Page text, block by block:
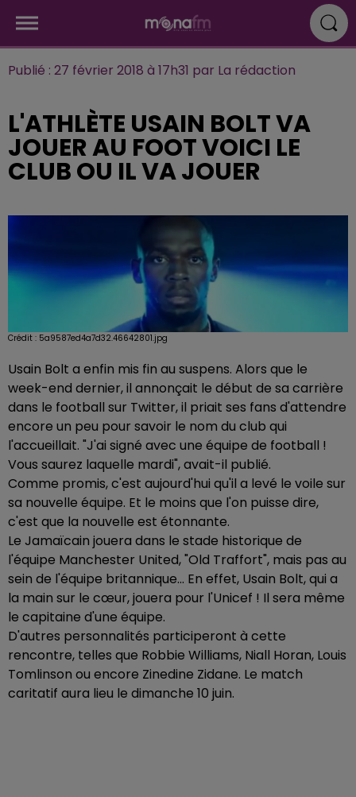
Publié : 27 février 2018 à 17h31 par La rédaction
L'ATHLÈTE USAIN BOLT VA
JOUER AU FOOT VOICI LE
CLUB OU IL VA JOUER
Crédit : 5a9587ed4a7d32.46642801.jpg
Usain Bolt a enfin mis fin au suspens. Alors que le
week-end dernier, il annonçait le début de sa carrière
dans le football sur Twitter, il priait ses fans d'attendre
encore un peu pour savoir le nom du club qui
l'accueillait. "J'ai signé avec une équipe de football !
Vous saurez laquelle mardi", avait-il publié.
Comme promis, c'est aujourd'hui qu'il a levé le voile sur
sa nouvelle équipe. Et le moins que l'on puisse dire,
c'est que la nouvelle est étonnante.
Le Jamaïcain jouera dans le stade historique de
l'équipe Manchester United, "Old Traffort", mais pas au
sein de l'équipe britannique... En effet, Usain Bolt, qui a
la main sur le cœur, jouera pour l'Unicef ! Il sera même
le capitaine d'une équipe.
D'autres personnalités participeront à cette
rencontre, telles que Robbie Williams, Niall Horan, Louis
Tomlinson ou encore Zinedine Zidane. Le match
caritatif aura lieu le dimanche 10 juin.